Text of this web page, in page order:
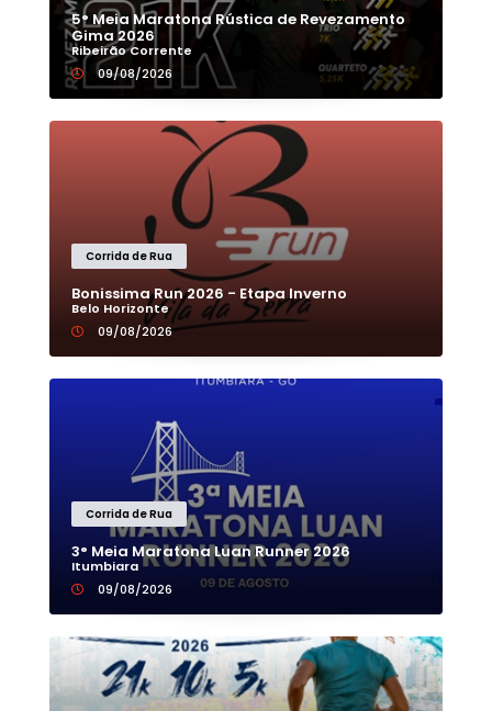
5° Meia Maratona Rústica de Revezamento
Gima 2026
Ribeirão Corrente
09/08/2026
Corrida de Rua
Bonissima Run 2026 - Etapa Inverno
Belo Horizonte
09/08/2026
Corrida de Rua
3° Meia Maratona Luan Runner 2026
Itumbiara
09/08/2026